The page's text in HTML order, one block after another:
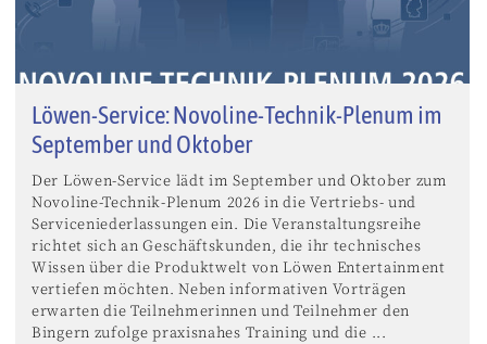
Löwen-Service: Novoline-Technik-Plenum im
September und Oktober
Der Löwen-Service lädt im September und Oktober zum
Novoline-Technik-Plenum 2026 in die Vertriebs- und
Serviceniederlassungen ein. Die Veranstaltungsreihe
richtet sich an Geschäftskunden, die ihr technisches
Wissen über die Produktwelt von Löwen Entertainment
vertiefen möchten. Neben informativen Vorträgen
erwarten die Teilnehmerinnen und Teilnehmer den
Bingern zufolge praxisnahes Training und die ...